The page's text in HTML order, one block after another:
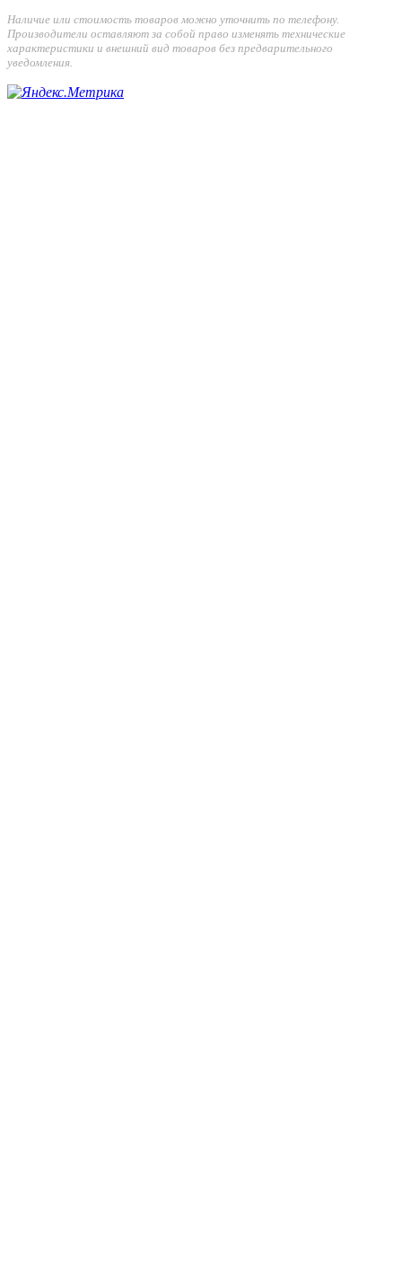
Наличие или стоимость товаров можно уточнить по телефону.
Производители оставляют за собой право изменять технические
характеристики и внешний вид товаров без предварительного
уведомления.